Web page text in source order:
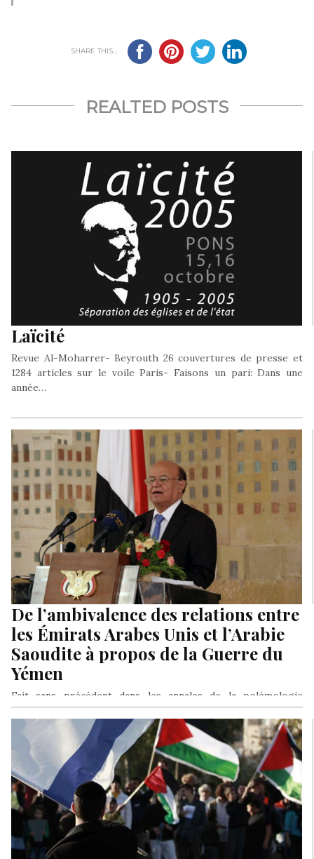
SHARE THIS...
REALTED POSTS
Laïcité
Revue Al-Moharrer- Beyrouth 26 couvertures de presse et
1284 articles sur le voile Paris- Faisons un pari: Dans une
année…
De l’ambivalence des relations entre
les Émirats Arabes Unis et l’Arabie
Saoudite à propos de la Guerre du
Yémen
Fait sans précédent dans les annales de la polémologie
mondiale, les deux pétromonarchies du Golfe se sont lancés à
l’assaut…